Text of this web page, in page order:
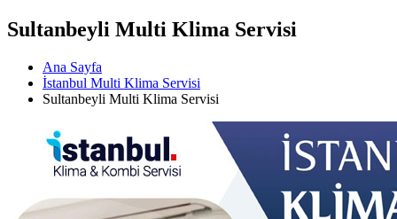
Sultanbeyli Multi Klima Servisi
Ana Sayfa
İstanbul Multi Klima Servisi
Sultanbeyli Multi Klima Servisi